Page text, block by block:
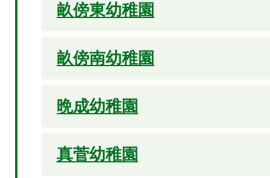
畝傍東幼稚園
畝傍南幼稚園
晩成幼稚園
真菅幼稚園